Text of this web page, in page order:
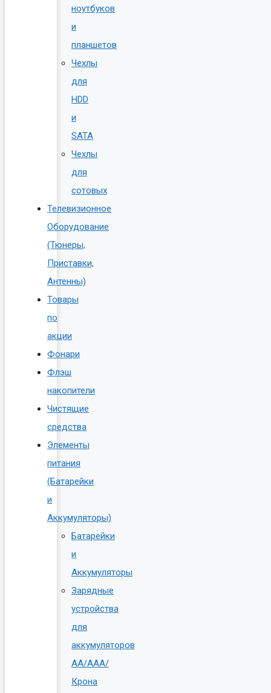
ноутбуков
и
планшетов
Чехлы
для
HDD
и
SATA
Чехлы
для
сотовых
Телевизионное
Оборудование
(Тюнеры,
Приставки,
Антенны)
Товары
по
акции
Фонари
Флэш
накопители
Чистящие
средства
Элементы
питания
(Батарейки
и
Аккумуляторы)
Батарейки
и
Аккумуляторы
Зарядные
устройства
для
аккумуляторов
AA/AAA/
Крона